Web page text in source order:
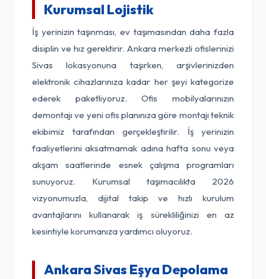
Kurumsal Lojistik
İş yerinizin taşınması, ev taşımasından daha fazla
disiplin ve hız gerektirir. Ankara merkezli ofislerinizi
Sivas lokasyonuna taşırken, arşivlerinizden
elektronik cihazlarınıza kadar her şeyi kategorize
ederek paketliyoruz. Ofis mobilyalarınızın
demontajı ve yeni ofis planınıza göre montajı teknik
ekibimiz tarafından gerçekleştirilir. İş yerinizin
faaliyetlerini aksatmamak adına hafta sonu veya
akşam saatlerinde esnek çalışma programları
sunuyoruz. Kurumsal taşımacılıkta 2026
vizyonumuzla, dijital takip ve hızlı kurulum
avantajlarını kullanarak iş sürekliliğinizi en az
kesintiyle korumanıza yardımcı oluyoruz.
Ankara Sivas Eşya Depolama